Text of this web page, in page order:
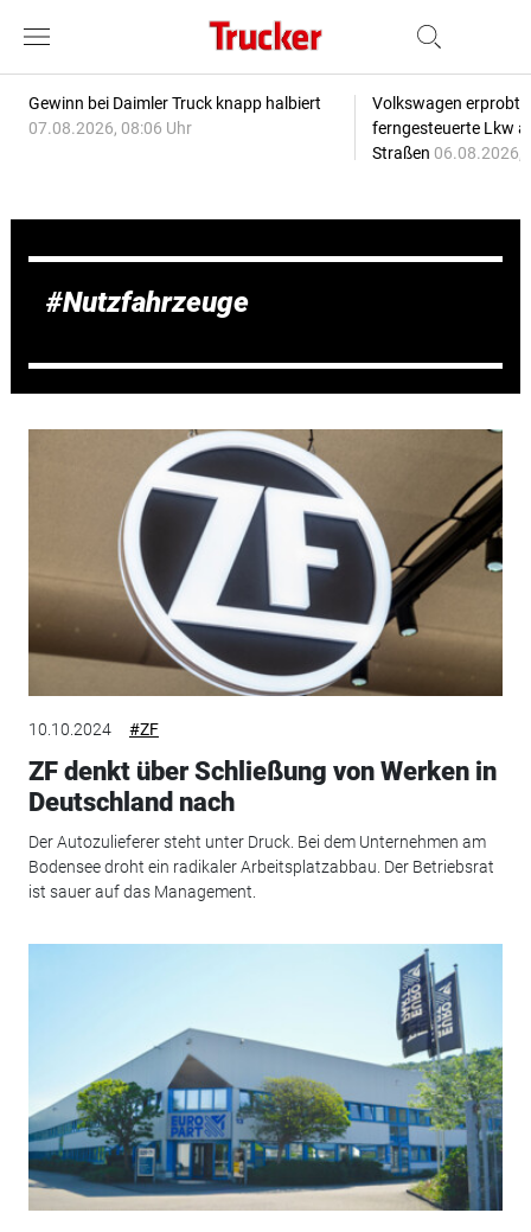
Gewinn bei Daimler Truck knapp halbiert
07.08.2026, 08:06 Uhr
Volkswagen erprobt
ferngesteuerte Lkw
Straßen 06.08.2026,
Nutzfahrzeuge
10.10.2024 #ZF
ZF denkt über Schließung von Werken in
Deutschland nach
Der Autozulieferer steht unter Druck. Bei dem Unternehmen am
Bodensee droht ein radikaler Arbeitsplatzabbau. Der Betriebsrat
ist sauer auf das Management.